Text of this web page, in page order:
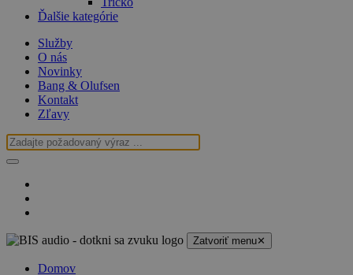
Ďalšie kategórie
Služby
O nás
Novinky
Bang & Olufsen
Kontakt
Zľavy
Zatvoriť menu✕
Domov